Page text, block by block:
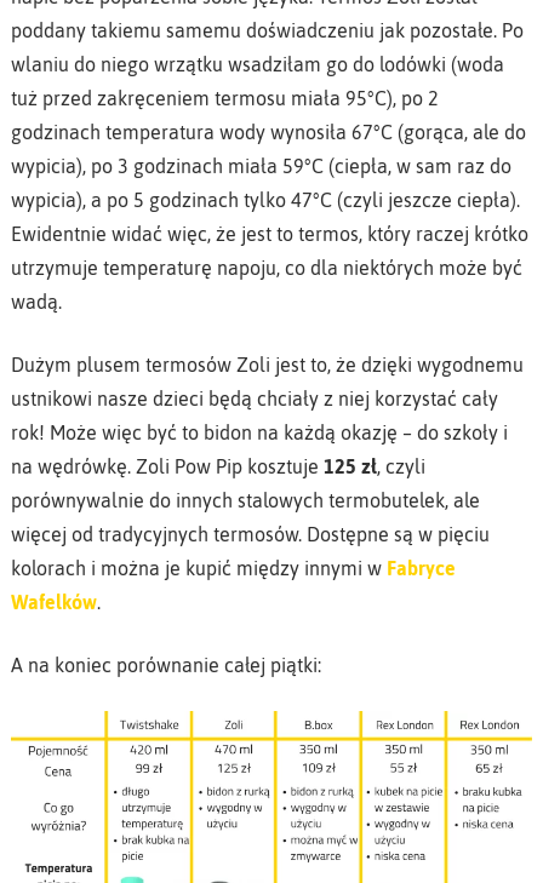
poddany takiemu samemu doświadczeniu jak pozostałe. Po
wlaniu do niego wrzątku wsadziłam go do lodówki (woda
tuż przed zakręceniem termosu miała 95°C), po 2
godzinach temperatura wody wynosiła 67°C (gorąca, ale do
wypicia), po 3 godzinach miała 59°C (ciepła, w sam raz do
wypicia), a po 5 godzinach tylko 47°C (czyli jeszcze ciepła).
Ewidentnie widać więc, że jest to termos, który raczej krótko
utrzymuje temperaturę napoju, co dla niektórych może być
wadą.
Dużym plusem termosów Zoli jest to, że dzięki wygodnemu
ustnikowi nasze dzieci będą chciały z niej korzystać cały
rok! Może więc być to bidon na każdą okazję – do szkoły i
na wędrówkę. Zoli Pow Pip kosztuje 125 zł, czyli
porównywalnie do innych stalowych termobutelek, ale
więcej od tradycyjnych termosów. Dostępne są w pięciu
kolorach i można je kupić między innymi w Fabryce
Wafelków.
A na koniec porównanie całej piątki: